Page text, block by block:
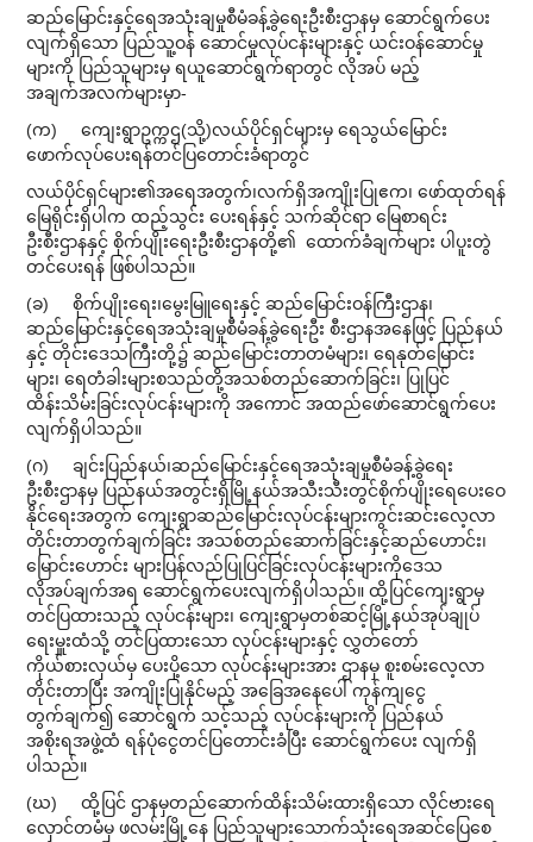
ဆည်မြောင်းနှင့်ရေအသုံးချမှုစီမံခန့်ခွဲရေးဦးစီးဌာနမှ ဆောင်ရွက်ပေး
လျက်ရှိသော ပြည်သူ့ဝန် ဆောင်မှုလုပ်ငန်းများနှင့် ယင်းဝန်ဆောင်မှု
များကို ပြည်သူများမှ ရယူဆောင်ရွက်ရာတွင် လိုအပ် မည့်
အချက်အလက်များမှာ-
(က) ကျေးရွာဥက္ကဌ(သို့)လယ်ပိုင်ရှင်များမှ ရေသွယ်မြောင်း
ဖောက်လုပ်ပေးရန်တင်ပြတောင်းခံရာတွင်
လယ်ပိုင်ရှင်များ၏အရေအတွက်၊လက်ရှိအကျိုးပြုဧက၊ ဖော်ထုတ်ရန်
မြေရိုင်းရှိပါက ထည့်သွင်း ပေးရန်နှင့် သက်ဆိုင်ရာ မြေစာရင်း
ဦးစီးဌာနနှင့် စိုက်ပျိုးရေးဦးစီးဌာနတို့၏ ထောက်ခံချက်များ ပါပူးတွဲ
တင်ပေးရန် ဖြစ်ပါသည်။
(ခ) စိုက်ပျိုးရေး၊မွေးမြူရေးနှင့် ဆည်မြောင်းဝန်ကြီးဌာန၊
ဆည်မြောင်းနှင့်ရေအသုံးချမှုစီမံခန့်ခွဲရေးဦး စီးဌာနအနေဖြင့် ပြည်နယ်
နှင့် တိုင်းဒေသကြီးတို့၌ ဆည်မြောင်းတာတမံများ၊ ရေနုတ်မြောင်း
များ၊ ရေတံခါးများစသည်တို့အသစ်တည်ဆောက်ခြင်း၊ ပြုပြင်
ထိန်းသိမ်းခြင်းလုပ်ငန်းများကို အကောင် အထည်ဖော်ဆောင်ရွက်ပေး
လျက်ရှိပါသည်။
(ဂ) ချင်းပြည်နယ်၊ဆည်မြောင်းနှင့်ရေအသုံးချမှုစီမံခန့်ခွဲရေး
ဦးစီးဌာနမှ ပြည်နယ်အတွင်းရှိမြို့နယ်အသီးသီးတွင်စိုက်ပျိုးရေပေးဝေ
နိုင်ရေးအတွက် ကျေးရွာဆည်မြောင်းလုပ်ငန်းများကွင်းဆင်းလေ့လာ
တိုင်းတာတွက်ချက်ခြင်း အသစ်တည်ဆောက်ခြင်းနှင့်ဆည်ဟောင်း၊
မြောင်းဟောင်း များပြန်လည်ပြုပြင်ခြင်းလုပ်ငန်းများကိုဒေသ
လိုအပ်ချက်အရ ဆောင်ရွက်ပေးလျက်ရှိပါသည်။ ထို့ပြင်ကျေးရွာမှ
တင်ပြထားသည့် လုပ်ငန်းများ၊ ကျေးရွာမှတစ်ဆင့်မြို့နယ်အုပ်ချုပ်
ရေးမှူးထံသို့ တင်ပြထားသော လုပ်ငန်းများနှင့် လွှတ်တော်
ကိုယ်စားလှယ်မှ ပေးပို့သော လုပ်ငန်းများအား ဌာနမှ စူးစမ်းလေ့လာ
တိုင်းတာပြီး အကျိုးပြုနိုင်မည့် အခြေ​အနေပေါ် ကုန်ကျငွေ
တွက်ချက်၍ ဆောင်ရွက် သင့်သည့် လုပ်ငန်းများကို ပြည်နယ်
အစိုးရအဖွဲ့ထံ ရန်ပုံငွေတင်ပြတောင်းခံပြီး ဆောင်ရွက်ပေး လျက်ရှိ
ပါသည်။
(ဃ) ထို့ပြင် ဌာနမှတည်ဆောက်ထိန်းသိမ်းထားရှိသော လိုင်ဗားရေ
လှောင်တမံမှ ဖလမ်းမြို့နေ ပြည်သူများသောက်သုံးရေအဆင်ပြေစေ